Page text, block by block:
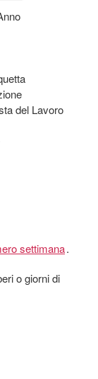
del Lavoro
settimana.
o giorni di